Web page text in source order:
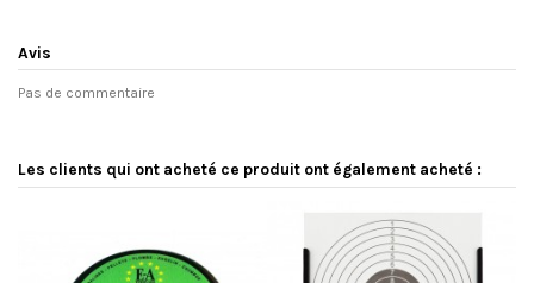
Avis
Pas de commentaire
Les clients qui ont acheté ce produit ont également acheté :